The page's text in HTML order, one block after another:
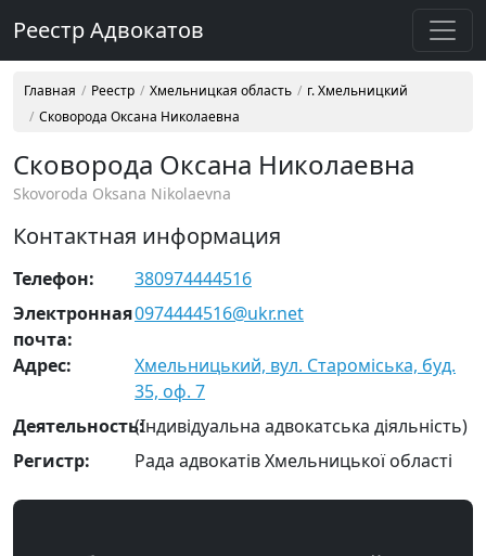
Реестр Адвокатов
Главная Реестр Хмельницкая область
г. Хмельницкий
Сковорода Оксана Николаевна
Сковорода Оксана Николаевна
Skovoroda Oksana Nikolaevna
Контактная информация
Телефон:
380974444516
Электронная
почта:
0974444516@ukr.net
Адрес:
Хмельницький, вул. Староміська, буд.
35, оф. 7
Деятельность:(Індивідуальна адвокатська діяльність)
Регистр:
Рада адвокатів Хмельницької області